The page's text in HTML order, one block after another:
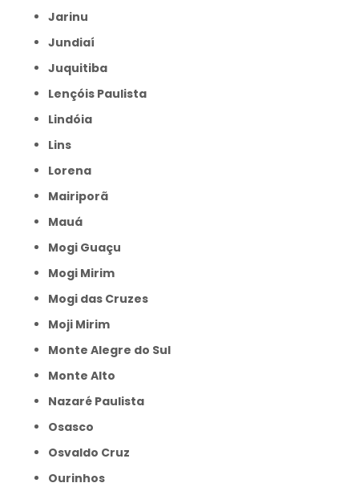
Jarinu
Jundiaí
Juquitiba
Lençóis Paulista
Lindóia
Lins
Lorena
Mairiporã
Mauá
Mogi Guaçu
Mogi Mirim
Mogi das Cruzes
Moji Mirim
Monte Alegre do Sul
Monte Alto
Nazaré Paulista
Osasco
Osvaldo Cruz
Ourinhos